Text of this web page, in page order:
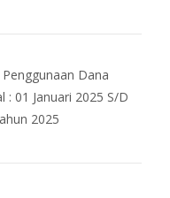
Dana
: 01 Januari 2025 S/D
2025